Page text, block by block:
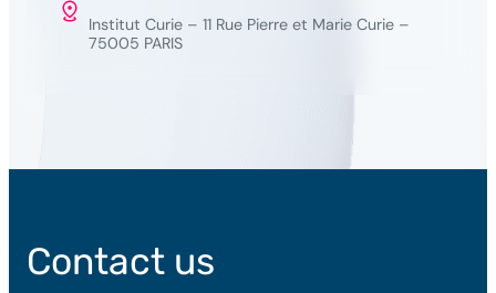
Institut Curie – 11 Rue Pierre et Marie Curie –
75005 PARIS
Contact us